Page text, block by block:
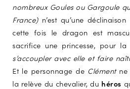
nombreux Goules ou Gargoule
France) n’est qu’une
cette fois le dragon est
sacrifice une princesse, pour la
s’accoupler avec elle et faire
Et le personnage de Clément
la relève du chevalier, du héros